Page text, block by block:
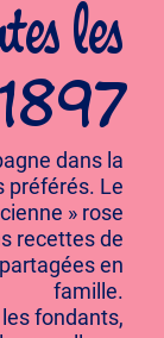
les
1897
dans la
préférés. Le
» rose
recettes de
en
famille.
fondants,